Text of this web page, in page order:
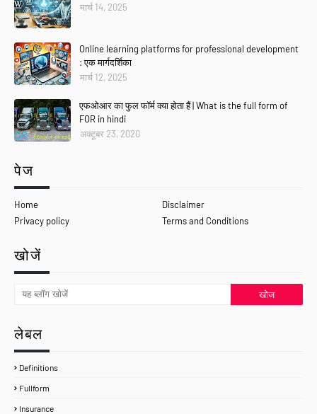
मार्च 14, 2025
Online learning platforms for professional development
: एक मार्गदर्शिका
मार्च 12, 2025
एफओआर का फुल फॉर्म क्या होता हैं | What is the full form of
FOR in hindi
अक्टूबर 23, 2020
पेज
Home
Disclaimer
Privacy policy
Terms and Conditions
खोजें
लेबल
Definitions
Fullform
Insurance